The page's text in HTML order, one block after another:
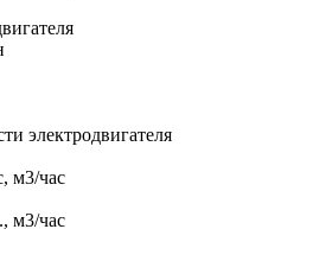
электродвигателя
м3/час
м3/час